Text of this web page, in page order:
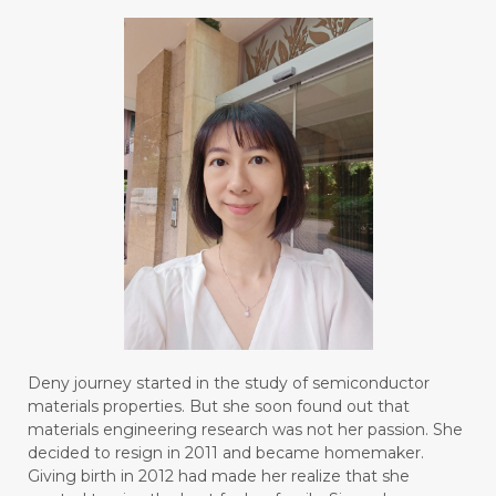
#BLUE LACE AGATE
#BLUSH
#BODY
#BOGOR
#BOO
#BOREDOM
#BOSAN
#BOTOL
#BOTTLE
#BRAIN
#BRAIN FOG
#BRAIN POWER
#BRIGHTEN
#BROKEN
#BROWN
#BUAH
#BUILD
#BUKU
#BULAN
#BULAN HANTU
#BULANAN
#BUSINESS
#BUSTER
#CALM
#CALMING
#CANE #CAP
#CAPEK
#carasehatalami
#CAREER
#CARROT SEED
#CARVACROL
Deny journey started in the study of semiconductor
materials properties. But she soon found out that
materials engineering research was not her passion. She
decided to resign in 2011 and became homemaker.
Giving birth in 2012 had made her realize that she